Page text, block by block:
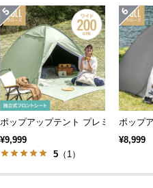
ラックコーティングタイプも 3m
ト 風に強い 防水 新開発のブラッ
ポップアップテント プレミアム
¥9,999
5 （1）
ポップ
¥8,999